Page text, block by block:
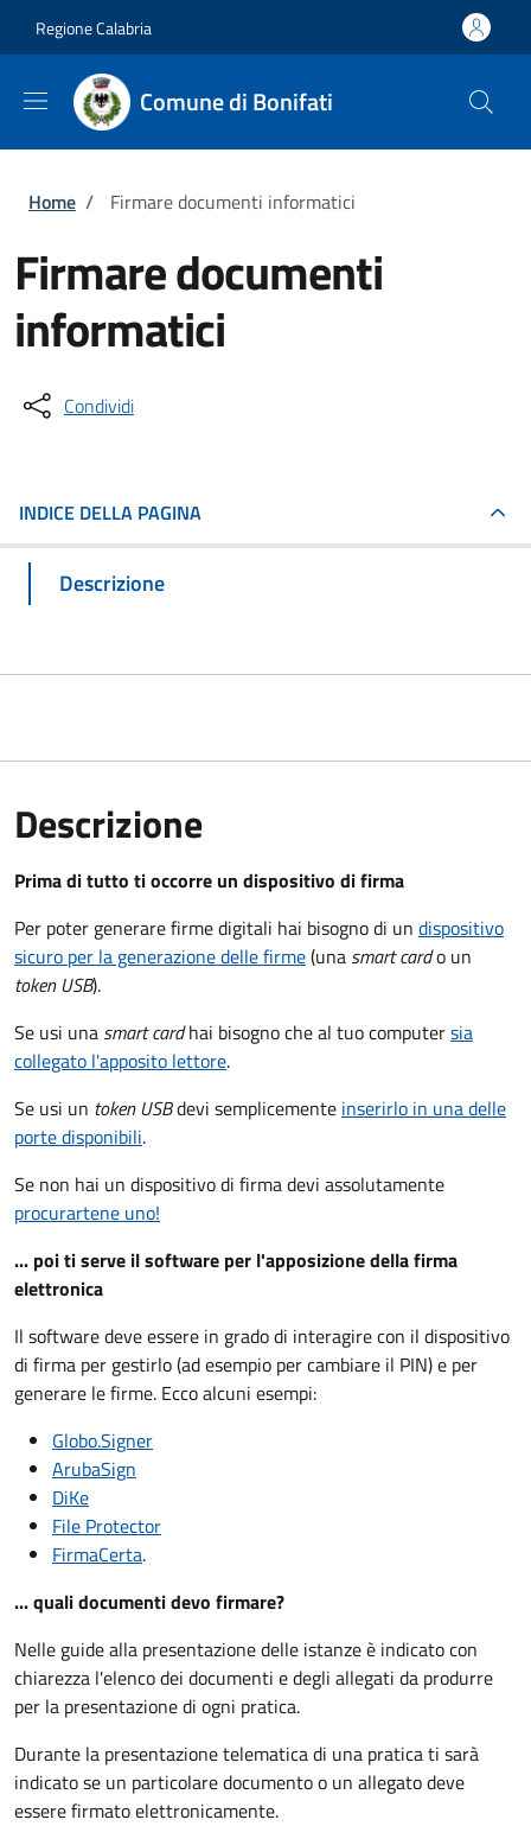
Regione Calabria
Comune di Bonifati
Briciole di pane
Home / Firmare documenti informatici
Firmare documenti
informatici
Condividi
INDICE DELLA PAGINA
Descrizione
Descrizione
Prima di tutto ti occorre un dispositivo di firma
Per poter generare firme digitali hai bisogno di un dispositivo
sicuro per la generazione delle firme(una smart cardo un
token USB).
Se usi una smart cardhai bisogno che al tuo computersia
collegato l'apposito lettore.
Se usi un token USBdevi semplicemente inserirlo in una delle
porte disponibili.
Se non hai un dispositivo di firma devi assolutamente
procurartene uno!
... poi ti serve il software per l'apposizione della firma
elettronica
Il software deve essere in grado di interagire con il dispositivo
di firma per gestirlo (ad esempio per cambiare il PIN) e per
generare le firme. Ecco alcuni esempi:
Globo.Signer
ArubaSign
DiKe
File Protector
FirmaCerta.
... quali documenti devo firmare?
Nelle guide alla presentazione delle istanze è indicato con
chiarezza l'elenco dei documenti e degli allegati da produrre
per la presentazione di ogni pratica.
Durante la presentazione telematica di una pratica ti sarà
indicato se un particolare documento o un allegato deve
essere firmato elettronicamente.